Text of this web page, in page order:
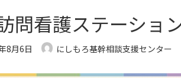
問看護ステーショ
8月6日 にしもろ基幹相談支援センター